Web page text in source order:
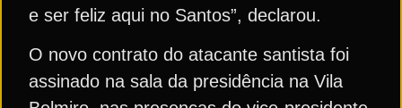
e ser feliz aqui no Santos”, declarou.
O novo contrato do atacante santista foi
assinado na sala da presidência na Vila